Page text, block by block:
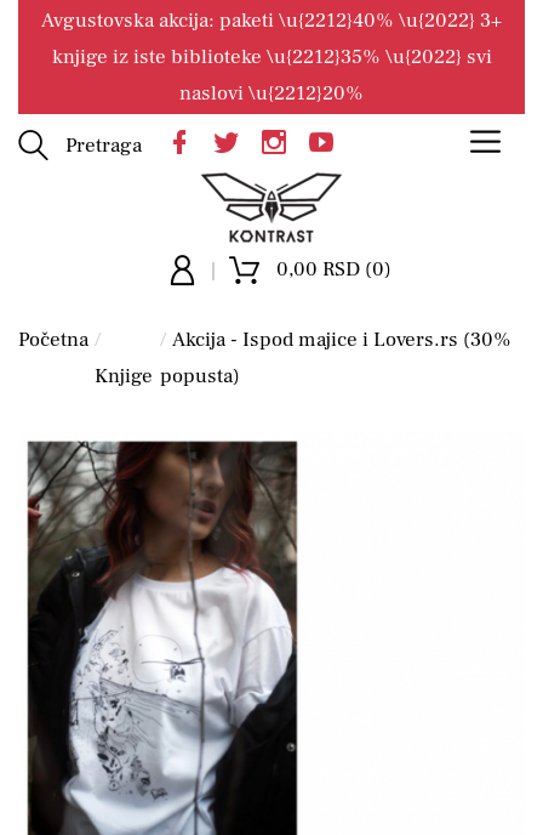
Avgustovska akcija: paketi \u{2212}40% \u{2022} 3+
knjige iz iste biblioteke \u{2212}35% \u{2022} svi
naslovi \u{2212}20%
Pretraga
0,00 RSD (0)
Početna
Knjige
Akcija - Ispod majice i Lovers.rs (30%
popusta)